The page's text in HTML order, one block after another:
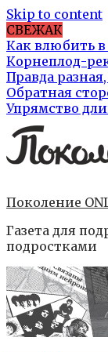
Skip to content
СВЕЖАК
Как влюбить
Корнеплод-
Правда
Обратная
Упрямство
Поколение
Газета для
подростками